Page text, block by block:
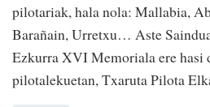
pilotariak, hala nola: Mallabia,
Barañain, Urretxu… Aste
Ezkurra XVI Memoriala ere hasi
pilotalekuetan, Txaruta Pilota